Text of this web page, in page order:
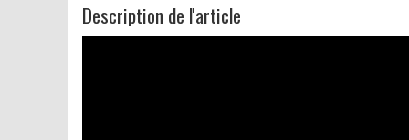
Description de l'article